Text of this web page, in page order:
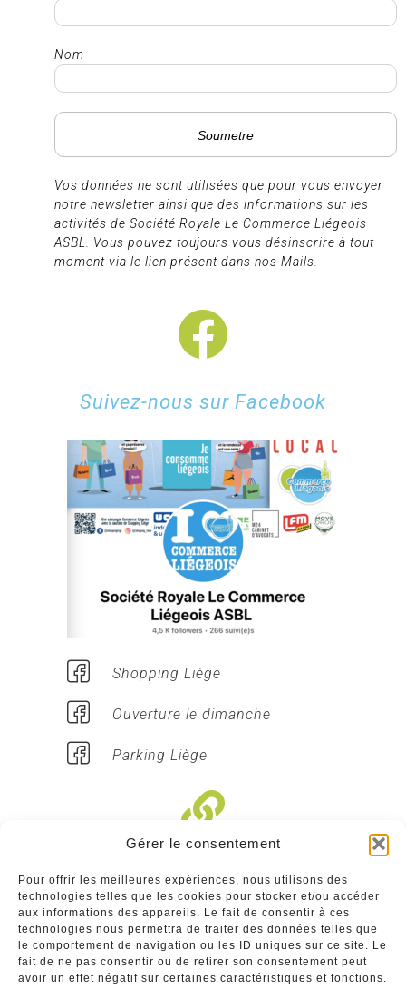
Gérer le consentement
Pour offrir les meilleures expériences, nous utilisons des
technologies telles que les cookies pour stocker et/ou accéder
aux informations des appareils. Le fait de consentir à ces
technologies nous permettra de traiter des données telles que
le comportement de navigation ou les ID uniques sur ce site. Le
fait de ne pas consentir ou de retirer son consentement peut
avoir un effet négatif sur certaines caractéristiques et fonctions.
Nom
Vos données ne sont utilisées que pour vous envoyer
notre newsletter ainsi que des informations sur les
activités de Société Royale Le Commerce Liégeois
ASBL. Vous pouvez toujours vous désinscrire à tout
moment via le lien présent dans nos Mails.
Suivez-nous sur Facebook
Shopping Liège
Ouverture le dimanche
Parking Liège
Commerçants
Annuaire des commerçants : insérez gratuitement
votre activité dans notre annuaire sur notre site ci-
dessous